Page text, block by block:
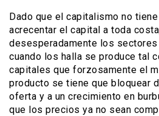
Dado que el capitalismo no
acrecentar el capital a toda
desesperadamente los
cuando los halla se produce tal
capitales que forzosamente el
producto se tiene que bloquear
oferta y a un crecimiento en
que los precios ya no sean